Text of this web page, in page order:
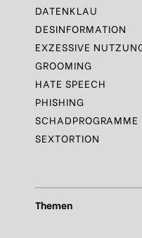
DATENKLAU
DESINFORMATION
EXZESSIVE
GROOMING
HATE SPEECH
PHISHING
SCHADPROGRAMME
SEXTORTION
Themen